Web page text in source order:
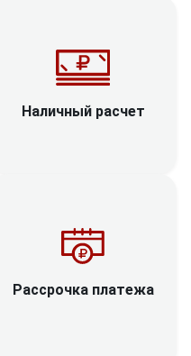
Наличный расчет
Рассрочка платежа